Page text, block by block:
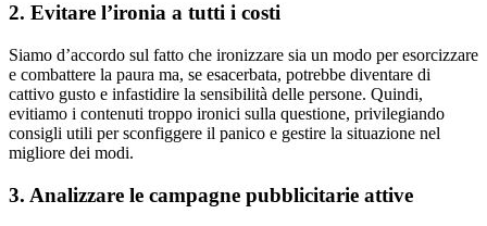
2. Evitare l’ironia a tutti i costi
Siamo d’accordo sul fatto che ironizzare sia un modo per esorcizzare
e combattere la paura ma, se esacerbata, potrebbe diventare di
cattivo gusto e infastidire la sensibilità delle persone. Quindi,
evitiamo i contenuti troppo ironici sulla questione, privilegiando
consigli utili per sconfiggere il panico e gestire la situazione nel
migliore dei modi.
3. Analizzare le campagne pubblicitarie attive